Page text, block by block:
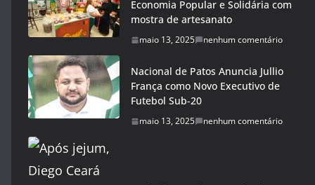
Economia Popular e Solidária com
mostra de artesanato
maio 13, 2025 nenhum comentário
Nacional de Patos Anuncia Jullio
França como Novo Executivo de
Futebol Sub-20
maio 13, 2025 nenhum comentário